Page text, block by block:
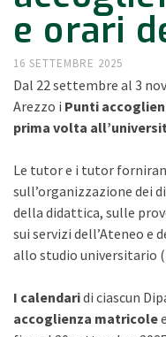
e orari
16 SETTEMBRE 2025
Dal 22 settembre al 3
Arezzo i Punti
prima volta
Le tutor e i tutor
sull’organizzazione dei
della didattica, sulle
sui servizi dell’Ateneo e
allo studio universitario
I calendaridi ciascun
accoglienza matricole